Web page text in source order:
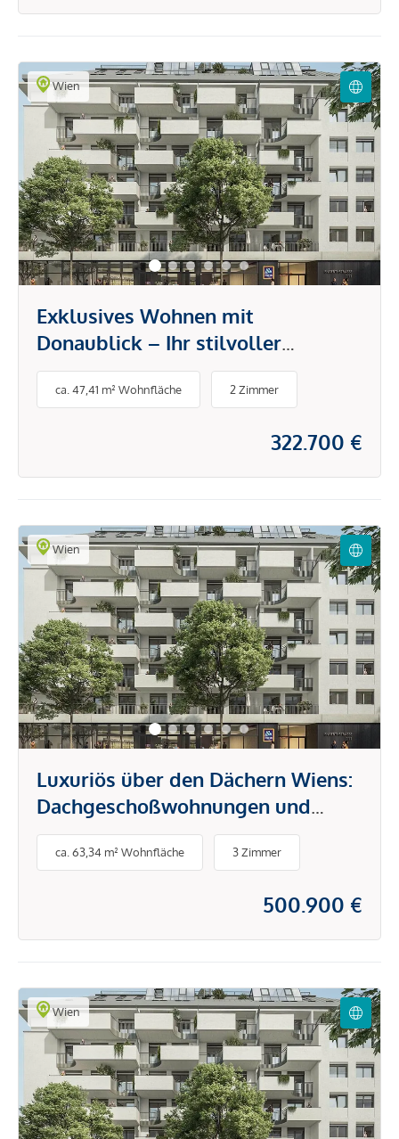
Wien
Exklusives Wohnen mit
Donaublick – Ihr stilvoller
Rückzugsort in der Stadt
ca. 47,41 m² Wohnfläche 2 Zimmer
322.700 €
Wien
Luxuriös über den Dächern Wiens:
Dachgeschoßwohnungen und
Penthouses
ca. 63,34 m² Wohnfläche 3 Zimmer
500.900 €
Wien